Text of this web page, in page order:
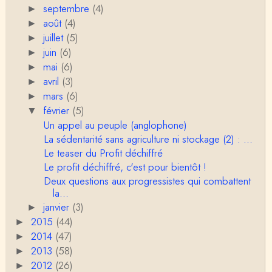
Anonymous
Je pense que VB a raison, mais j'ajouterais que la
disparition du genre dont parle Christophe Da…
Sylvain Lejeune
Bonjour, j'ai trouvé cette intervention au Collège de
France très stimulante, ce qui m'a fai…
Christophe Darmangeat
Lis cela (jusqu'au bout !) : https://www.lahuttedescl
asses.net/2018/06/xenophobie-primitive.html
Damian
Bravo et Merci pour cette émission ! "la xénophobi
e n'a pas attendu l'époque moderne po…
VB
Je trouve, au contraire, que la division sexuelle du t
ravail résiste plutôt bien. Ce qui est spectac…
Christophe Darmangeat
►septembre (4)
►août (4)
►juillet (5)
►juin (6)
►mai (6)
►avril (3)
►mars (6)
▼ février (5)
Un appel au peuple (anglophone)
La sédentarité sans agriculture ni stockage (2) : ...
Le teaser du Profit déchiffré
Le profit déchiffré, c'est pour bientôt !
Deux questions aux progressistes qui combattent
la...
►janvier (3)
► 2015 (44)
► 2014 (47)
► 2013 (58)
► 2012 (26)